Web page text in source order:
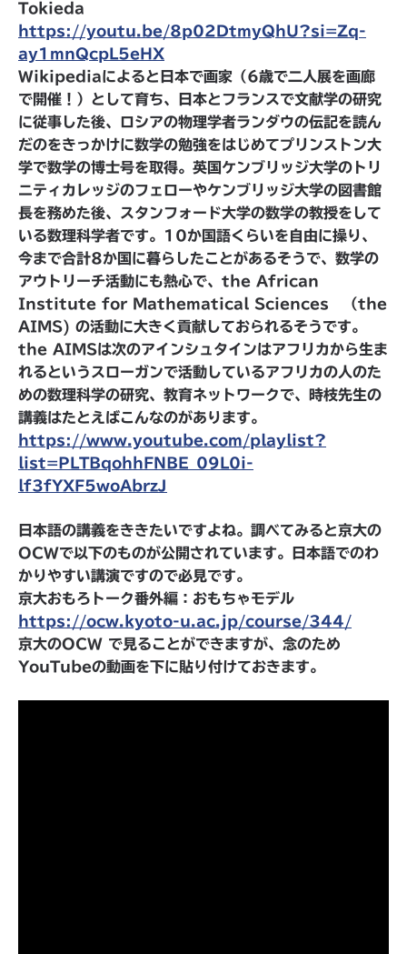
Tokieda
https://youtu.be/8p02DtmyQhU?si=Zq-
ay1mnQcpL5eHX
Wikipediaによると日本で画家（6歳で二人展を画廊
で開催！）として育ち、日本とフランスで文献学の研究
に従事した後、ロシアの物理学者ランダウの伝記を読ん
だのをきっかけに数学の勉強をはじめてプリンストン大
学で数学の博士号を取得。英国ケンブリッジ大学のトリ
ニティカレッジのフェローやケンブリッジ大学の図書館
長を務めた後、スタンフォード大学の数学の教授をして
いる数理科学者です。10か国語くらいを自由に操り、
今まで合計8か国に暮らしたことがあるそうで、数学の
アウトリーチ活動にも熱心で、the African
Institute for Mathematical Sciences （the
AIMS) の活動に大きく貢献しておられるそうです。
the AIMSは次のアインシュタインはアフリカから生ま
れるというスローガンで活動しているアフリカの人のた
めの数理科学の研究、教育ネットワークで、時枝先生の
講義はたとえばこんなのがあります。
https://www.youtube.com/playlist?
list=PLTBqohhFNBE_09L0i-
lf3fYXF5woAbrzJ
日本語の講義をききたいですよね。調べてみると京大の
OCWで以下のものが公開されています。日本語でのわ
かりやすい講演ですので必見です。
京大おもろトーク番外編：おもちゃモデル
https://ocw.kyoto-u.ac.jp/course/344/
京大のOCW で見ることができますが、念のため
YouTubeの動画を下に貼り付けておきます。